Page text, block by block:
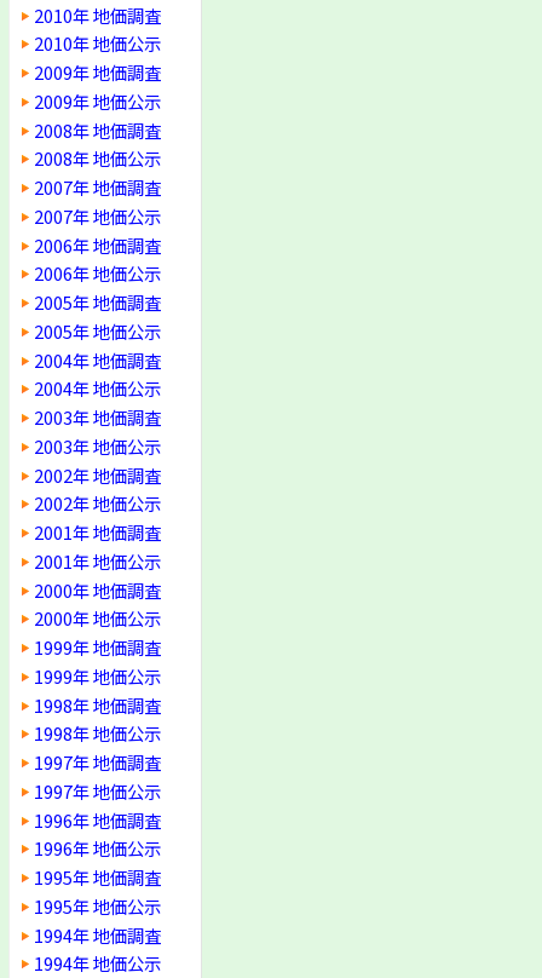
2010年 地価調査
2010年 地価公示
2009年 地価調査
2009年 地価公示
2008年 地価調査
2008年 地価公示
2007年 地価調査
2007年 地価公示
2006年 地価調査
2006年 地価公示
2005年 地価調査
2005年 地価公示
2004年 地価調査
2004年 地価公示
2003年 地価調査
2003年 地価公示
2002年 地価調査
2002年 地価公示
2001年 地価調査
2001年 地価公示
2000年 地価調査
2000年 地価公示
1999年 地価調査
1999年 地価公示
1998年 地価調査
1998年 地価公示
1997年 地価調査
1997年 地価公示
1996年 地価調査
1996年 地価公示
1995年 地価調査
1995年 地価公示
1994年 地価調査
1994年 地価公示